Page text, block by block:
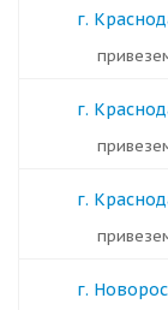
г.
г.
г.
г.